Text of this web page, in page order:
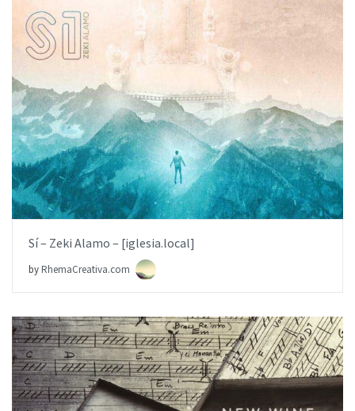
Jesús Mesías – New Wine – [iglesia.local]
by RhemaCreativa.com
AÑADIR AL PEDIDO
ITEM PRICE:$19.99
Sí – Zeki Alamo – [iglesia.local]
byRhemaCreativa.com